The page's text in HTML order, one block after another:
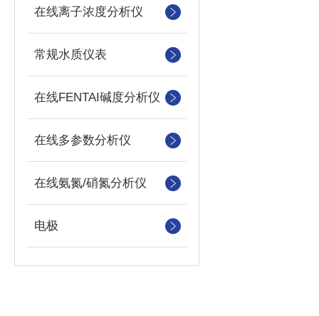
在线离子浓度分析仪
常规水质仪表
在线FENTAI碱度分析仪
在线多参数分析仪
在线氨氮/硝氮分析仪
电极